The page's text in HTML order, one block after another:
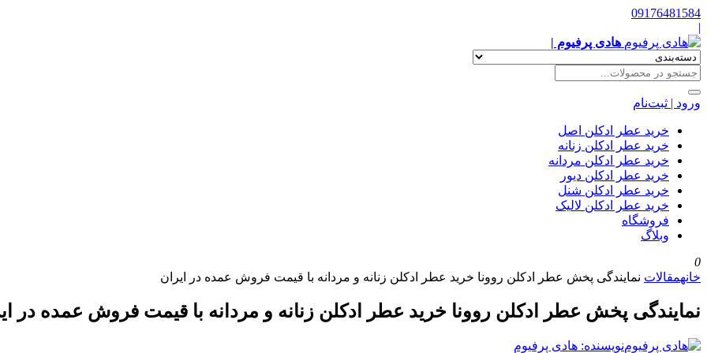
09176481584
|
هادی پرفیوم |
ورود | ثبت‌نام
خرید عطر ادکلن اصل
خرید عطر ادکلن زنانه
خرید عطر ادکلن مردانه
خرید عطر ادکلن دیور
خرید عطر ادکلن شنل
خرید عطر ادکلن لالیک
فروشگاه
وبلاگ
0
خانهمقالات نمایندگی پخش عطر ادکلن روونا خرید عطر ادکلن زنانه و مردانه با قیمت فروش عمده در ایران
نمایندگی پخش عطر ادکلن روونا خرید عطر ادکلن زنانه و مردانه با قیمت فروش عمده در
نویسنده: هادی پرفیوم